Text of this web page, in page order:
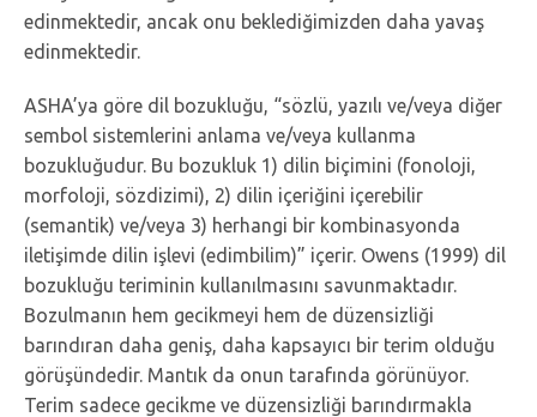
edinmektedir, ancak onu beklediğimizden daha yavaş
edinmektedir.
ASHA’ya göre dil bozukluğu, “sözlü, yazılı ve/veya diğer
sembol sistemlerini anlama ve/veya kullanma
bozukluğudur. Bu bozukluk 1) dilin biçimini (fonoloji,
morfoloji, sözdizimi), 2) dilin içeriğini içerebilir
(semantik) ve/veya 3) herhangi bir kombinasyonda
iletişimde dilin işlevi (edimbilim)” içerir. Owens (1999) dil
bozukluğu teriminin kullanılmasını savunmaktadır.
Bozulmanın hem gecikmeyi hem de düzensizliği
barındıran daha geniş, daha kapsayıcı bir terim olduğu
görüşündedir. Mantık da onun tarafında görünüyor.
Terim sadece gecikme ve düzensizliği barındırmakla